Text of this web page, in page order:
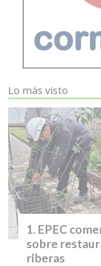
Lo más visto
EPEC
sobre
riberas